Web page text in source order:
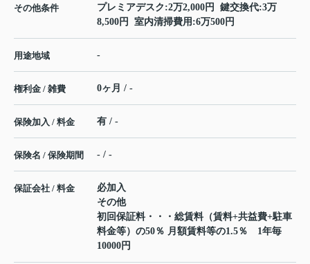
その他条件
プレミアデスク:2万2,000円 鍵交換代:3万
8,500円 室内清掃費用:6万500円
用途地域 -
権利金 / 雑費 0ヶ月 / -
保険加入 / 料金 有 / -
保険名 / 保険期間 - / -
保証会社 / 料金
必加入
その他
初回保証料・・・総賃料（賃料+共益費+駐車
料金等）の50％ 月額賃料等の1.5％ 1年毎
10000円